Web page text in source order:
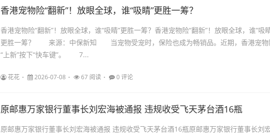
香港宠物险“翻新”！放眼全球，谁“吸睛”更胜一筹？
香港宠物险“翻新”！放眼全球，谁“吸睛”更胜一筹？香港宠物险“翻新”！放眼全球，谁“吸
更胜一筹？ 来源：中保新知 当宠物受宠时，保险也成为畅销品。近期，香港宠物
“上新”按下“快车键”。 7...
花花 2026-07-08 67 阅读 0 评论
原邮惠万家银行董事长刘宏海被通报 违规收受飞天茅台酒16瓶
原邮惠万家银行董事长刘宏海被通报 违规收受飞天茅台酒16瓶原邮惠万家银行董事长刘